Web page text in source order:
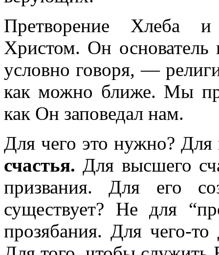
Претворение Хлеба
Христом. Он основатель
условно говоря, —
как можно ближе. Мы
как Он заповедал нам.
Для чего это нужно? Для
счастья. Для высшего
призвания. Для его
существует? Не для
прозябания. Для чего-